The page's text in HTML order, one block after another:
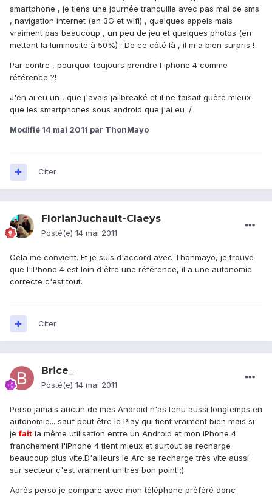
smartphone , je tiens une journée tranquille avec pas mal de sms
, navigation internet (en 3G et wifi) , quelques appels mais
vraiment pas beaucoup , un peu de jeu et quelques photos (en
mettant la luminosité à 50%) . De ce côté là , il m'a bien surpris !
Par contre , pourquoi toujours prendre l'iphone 4 comme
référence ?!
J'en ai eu un , que j'avais jailbreaké et il ne faisait guère mieux
que les smartphones sous android que j'ai eu :/
Modifié 14 mai 2011 par ThonMayo
Citer
FlorianJuchault-Claeys
Posté(e) 14 mai 2011
Cela me convient. Et je suis d'accord avec Thonmayo, je trouve
que l'iPhone 4 est loin d'être une référence, il a une autonomie
correcte c'est tout.
Citer
Brice_
Posté(e) 14 mai 2011
Perso jamais aucun de mes Android n'as tenu aussi longtemps en
autonomie... sauf peut être le Play qui tient vraiment bien mais si
jefait la même utilisation entre un Android et mon iPhone 4
franchement l'iPhone 4 tient mieux et surtout se recharge
beaucoup plus vite.D'ailleurs le Arc se recharge très vite aussi
sur secteur c'est vraiment un très bon point ;)
Après perso je compare avec mon téléphone préféré donc